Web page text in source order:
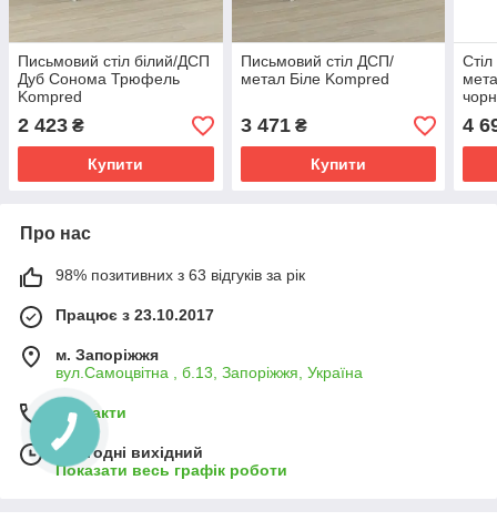
Письмовий стіл білий/ДСП
Дуб Сонома Трюфель
Kompred
2 423 ₴
Купити
Письмовий стіл ДСП/
метал Біле Kompred
3 471₴
Купити
4
Про нас
98% позитивних з 63 відгуків за рік
Працює з 23.10.2017
м. Запоріжжя
вул.Самоцвітна , б.13, Запоріжжя, Україна
Контакти
Сьогодні вихідний
Показати весь графік роботи